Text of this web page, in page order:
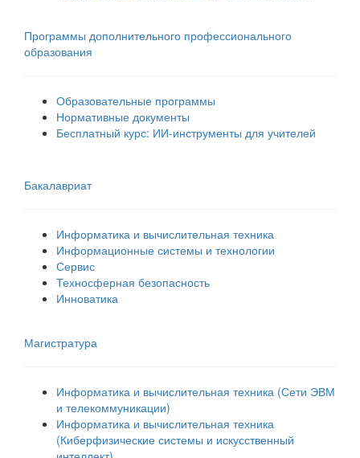
Программы дополнительного профессионального
образования
Образовательные программы
Нормативные документы
Бесплатный курс: ИИ‑инструменты для учителей
Бакалавриат
Информатика и вычислительная техника
Информационные системы и технологии
Сервис
Техносферная безопасность
Инноватика
Магистратура
Информатика и вычислительная техника (Сети ЭВМ
и телекоммуникации)
Информатика и вычислительная техника
(Киберфизические системы и искусственный